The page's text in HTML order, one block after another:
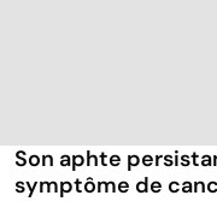
Son aphte
symptôme de